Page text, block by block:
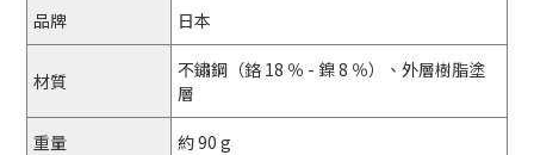
品牌 日本
材質
不鏽鋼（鉻 18 ％ - 鎳 8 ％）、外層樹脂塗
層
重量 約 90 g